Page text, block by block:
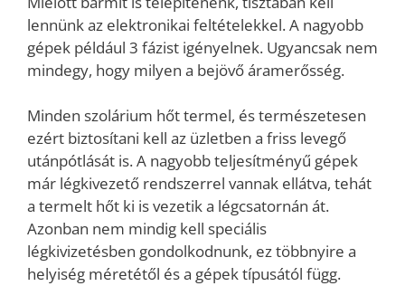
lennünk az elektronikai feltételekkel. A nagyobb
gépek például 3 fázist igényelnek. Ugyancsak nem
mindegy, hogy milyen a bejövő áramerősség.
Minden szolárium hőt termel, és természetesen
ezért biztosítani kell az üzletben a friss levegő
utánpótlását is. A nagyobb teljesítményű gépek
már légkivezető rendszerrel vannak ellátva, tehát
a termelt hőt ki is vezetik a légcsatornán át.
Azonban nem mindig kell speciális
légkivizetésben gondolkodnunk, ez többnyire a
helyiség méretétől és a gépek típusától függ.